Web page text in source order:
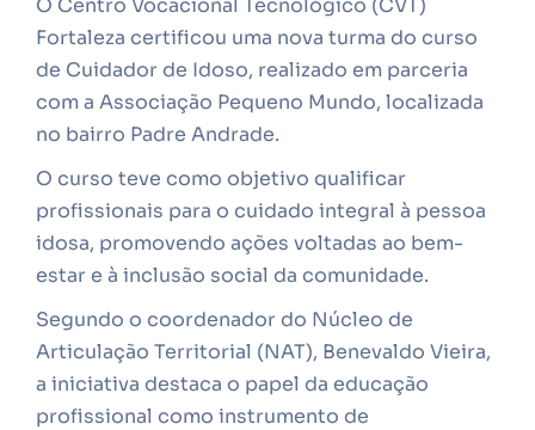
O Centro Vocacional Tecnológico (CVT)
Fortaleza certificou uma nova turma do curso
de Cuidador de Idoso, realizado em parceria
com a Associação Pequeno Mundo, localizada
no bairro Padre Andrade.
O curso teve como objetivo qualificar
profissionais para o cuidado integral à pessoa
idosa, promovendo ações voltadas ao bem-
estar e à inclusão social da comunidade.
Segundo o coordenador do Núcleo de
Articulação Territorial (NAT), Benevaldo Vieira,
a iniciativa destaca o papel da educação
profissional como instrumento de